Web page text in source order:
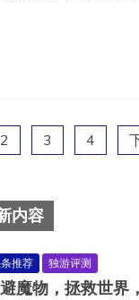
2 3 4
内容
推荐 独游评测
魔物，拯救世界